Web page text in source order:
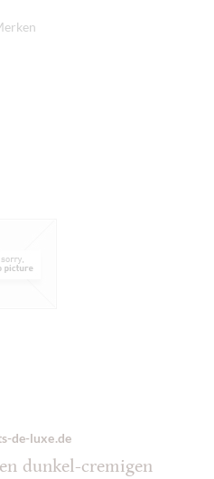
de-luxe.de
dunkel-cremigen